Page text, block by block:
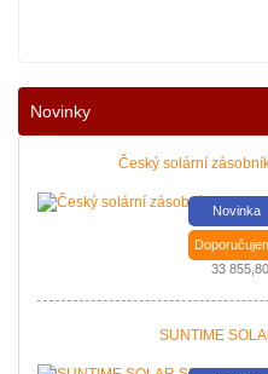
Nové podmínky dotací na
Novinky
Český solární
Novinka
27
33
SUNTIME